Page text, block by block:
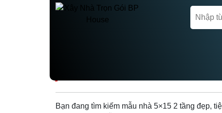
MẪU NHÀ 5×15 2
Bạn đang tìm kiếm mẫu nhà 5×15 2 tầng đẹp,